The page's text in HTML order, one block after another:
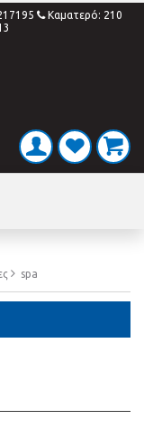
Καματερό: 210
spa